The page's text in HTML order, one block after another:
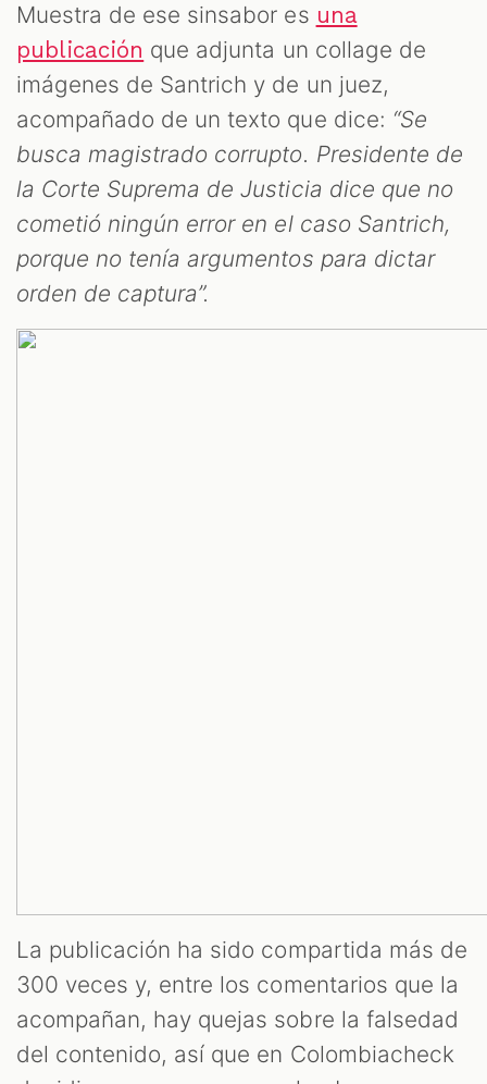
Muestra de ese sinsabor es una
publicación que adjunta un collage de
imágenes de Santrich y de un juez,
acompañado de un texto que dice: “Se
busca magistrado corrupto. Presidente de
la Corte Suprema de Justicia dice que no
cometió ningún error en el caso Santrich,
porque no tenía argumentos para dictar
orden de captura”.
La publicación ha sido compartida más de
300 veces y, entre los comentarios que la
acompañan, hay quejas sobre la falsedad
del contenido, así que en Colombiacheck